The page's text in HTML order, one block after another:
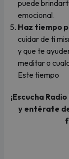
puede
emocional.
Haz tiempo
cuidar de ti
y que te
meditar o
Este tiempo
¡Escucha
y entérate